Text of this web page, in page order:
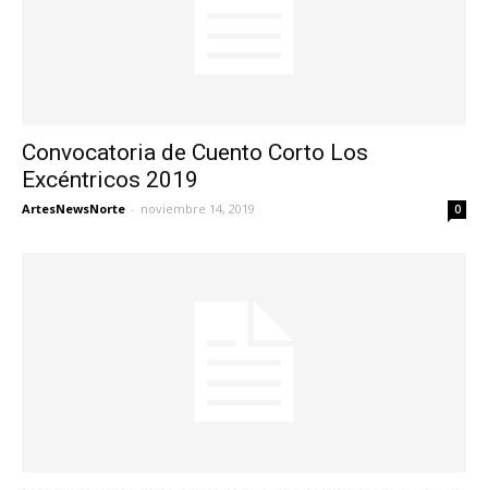
Convocatoria de Cuento Corto Los
Excéntricos 2019
ArtesNewsNorte - noviembre 14, 2019 0